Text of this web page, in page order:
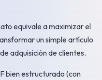
equivale a maximizar el
un simple artículo
adquisición de clientes.
bien estructurado (con